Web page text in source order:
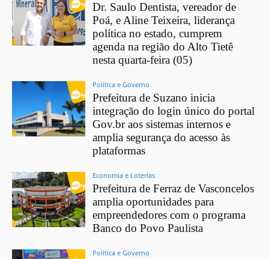
Dr. Saulo Dentista, vereador de
Poá, e Aline Teixeira, liderança
política no estado, cumprem
agenda na região do Alto Tietê
nesta quarta-feira (05)
Política e Governo
Prefeitura de Suzano inicia
integração do login único do portal
Gov.br aos sistemas internos e
amplia segurança do acesso às
plataformas
Economia e Loterias
Prefeitura de Ferraz de Vasconcelos
amplia oportunidades para
empreendedores com o programa
Banco do Povo Paulista
Política e Governo